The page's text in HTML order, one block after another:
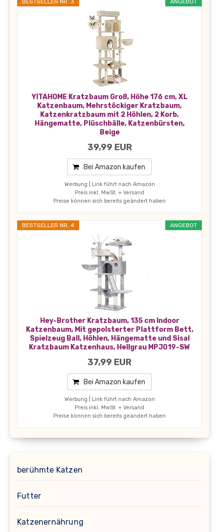
ANGEBOT
BESTSELLER NR. 3
YITAHOME Kratzbaum Groß, Höhe 176 cm, XL
Katzenbaum, Mehrstöckiger Kratzbaum,
Katzenkratzbaum mit 2 Höhlen, 2 Korb,
Hängematte, Plüschbälle, Katzenbürsten,
Beige
39,99 EUR
Bei Amazon kaufen
Werbung | Link führt nach Amazon
Preis inkl. MwSt. + Versand
Preise können sich bereits geändert haben
ANGEBOT
BESTSELLER NR. 4
Hey-Brother Kratzbaum, 135 cm Indoor
Katzenbaum, Mit gepolsterter Plattform Bett,
Spielzeug Ball, Höhlen, Hängematte und Sisal
Kratzbaum Katzenhaus, Hellgrau MPJ019-SW
37,99 EUR
Bei Amazon kaufen
Werbung | Link führt nach Amazon
Preis inkl. MwSt. + Versand
Preise können sich bereits geändert haben
berühmte Katzen
Futter
Katzenernährung